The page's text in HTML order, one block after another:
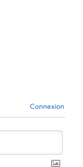
Connexion